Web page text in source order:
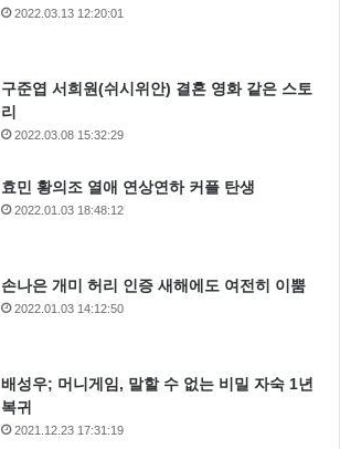
2022.03.13 12:20:01
구준엽 서희원(쉬시위안) 결혼 영화 같은 스토
리
2022.03.08 15:32:29
효민 황의조 열애 연상연하 커플 탄생
2022.01.03 18:48:12
손나은 개미 허리 인증 새해에도 여전히 이뿜
2022.01.03 14:12:50
배성우; 머니게임, 말할 수 없는 비밀 자숙 1년
복귀
2021.12.23 17:31:19